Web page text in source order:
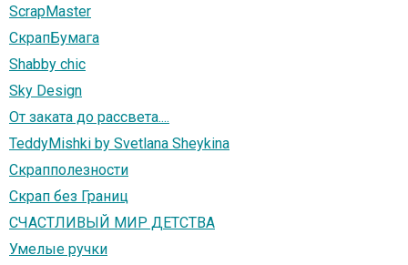
ScrapMaster
СкрапБумага
Shabby chic
Sky Design
От заката до рассвета....
TeddyMishki by Svetlana Sheykina
Скрапполезности
Скрап без Границ
СЧАСТЛИВЫЙ МИР ДЕТСТВА
Умелые ручки